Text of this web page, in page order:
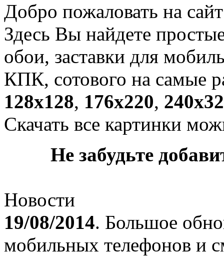
Добро пожаловать на
Здесь Вы найдете
обои, заставки для
КПК, сотового на самые
128х128, 176х220,
Скачать все картинки
Не забудьте
Новости
19/08/2014. Большое
мобильных телефонов и